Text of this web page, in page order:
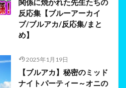
関係に焼かれた先生たちの
反応集【ブルーアーカイ
ブ/ブルアカ/反応集/まと
め】
2025年1月19日
【ブルアカ】秘密のミッド
ナイトパーティー～オニの